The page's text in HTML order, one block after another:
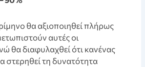
θα αξιοποιηθεί πλήρως
αυτές οι
θα διαφυλαχθεί ότι κανένας
στερηθεί τη δυνατότητα